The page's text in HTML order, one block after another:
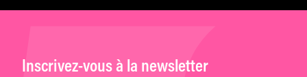
Inscrivez-vous à la newsletter